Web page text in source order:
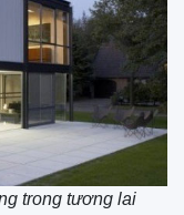
trong tương lai